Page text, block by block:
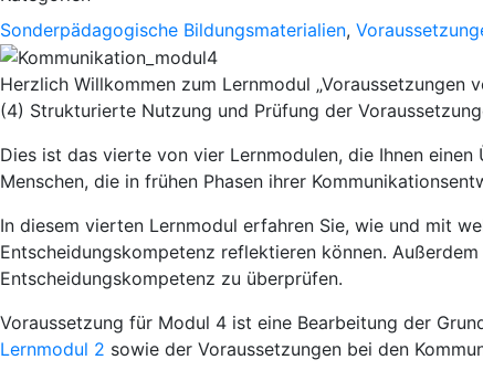
Sonderpädagogische Bildungsmaterialien,
Herzlich Willkommen zum Lernmodul
(4) Strukturierte Nutzung und Prüfung der
Dies ist das vierte von vier Lernmodulen, die Ihnen
Menschen, die in frühen Phasen ihrer
In diesem vierten Lernmodul erfahren Sie, wie und mit
Entscheidungskompetenz reflektieren können.
Entscheidungskompetenz zu überprüfen.
Voraussetzung für Modul 4 ist eine Bearbeitung der
Lernmodul 2 sowie der Voraussetzungen bei den